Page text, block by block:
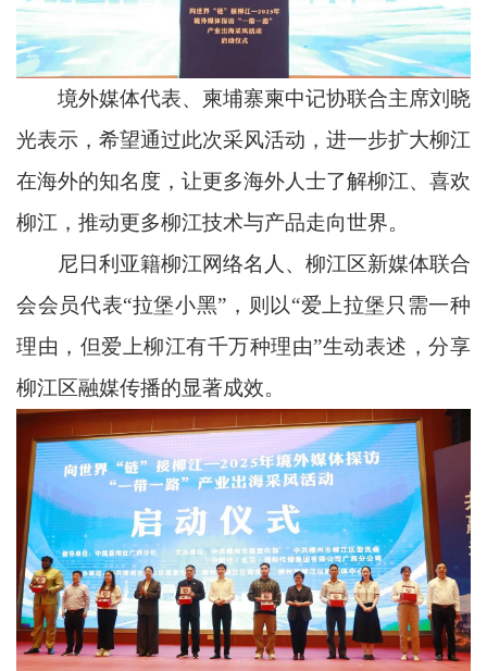
境外媒体代表、柬埔寨柬中记协联合主席刘晓
光表示，希望通过此次采风活动，进一步扩大柳江
在海外的知名度，让更多海外人士了解柳江、喜欢
柳江，推动更多柳江技术与产品走向世界。
尼日利亚籍柳江网络名人、柳江区新媒体联合
会会员代表“拉堡小黑”，则以“爱上拉堡只需一种
理由，但爱上柳江有千万种理由”生动表述，分享
柳江区融媒传播的显著成效。